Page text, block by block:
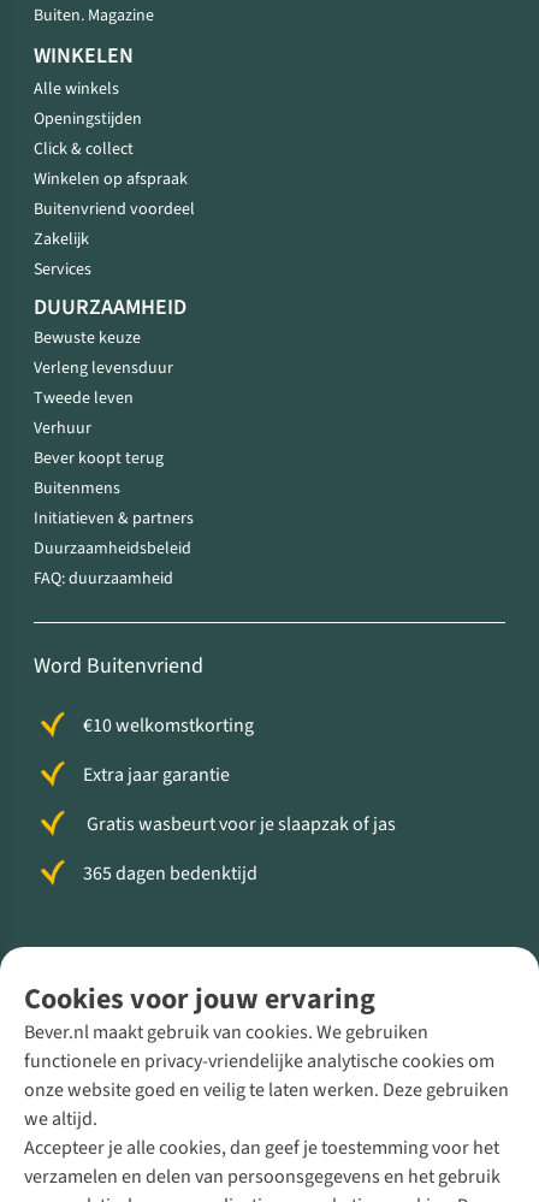
Cookies voor jouw ervaring
Bever.nl maakt gebruik van cookies. We gebruiken
functionele en privacy-vriendelijke analytische cookies om
onze website goed en veilig te laten werken. Deze gebruiken
we altijd.
Accepteer je alle cookies, dan geef je toestemming voor het
verzamelen en delen van persoonsgegevens en het gebruik
Buiten. Magazine
WINKELEN
Alle winkels
Openingstijden
Click & collect
Winkelen op afspraak
Buitenvriend voordeel
Zakelijk
Services
DUURZAAMHEID
Bewuste keuze
Verleng levensduur
Tweede leven
Verhuur
Bever koopt terug
Buitenmens
Initiatieven & partners
Duurzaamheidsbeleid
FAQ: duurzaamheid
Word Buitenvriend
€10 welkomstkorting
Extra jaar garantie
Gratis wasbeurt voor je slaapzak of jas
365 dagen bedenktijd
Direct advies van een Buitenexpert
+31 (0)85 888 50 88
+31 6 12 28 49 80